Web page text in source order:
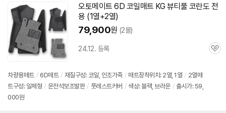
오토메이트 6D 코일매트 KG 뷰티풀 코란도 전
용 (1열+2열)
79,900원 (2몰)
24.12. 등록
관
차량용매트 / 6D매트 / 재질구성: 코일, 인조가죽 / 매트장착위치: 2열, 1열 / 2열매
트구성: 일체형 / 운전석보조발판 / 풋레스트커버 / 색상: 블랙, 브라운 / 출시가: 59,
000원